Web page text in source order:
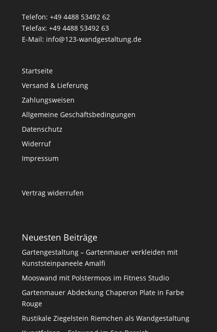
Telefon: +49 4488 53492 62
Telefax: +49 4488 53492 63
E-Mail: info@123-wandgestaltung.de
Startseite
Versand & Lieferung
Zahlungsweisen
Allgemeine Geschäftsbedingungen
Datenschutz
Widerruf
Impressum
Vertrag widerrufen
Neuesten Beiträge
Gartengestaltung – Gartenmauer verkleiden mit
Kunststeinpaneele Amalfi
Mooswand mit Polstermoos im Fitness Studio
Gartenmauer Abdeckung Chaperon Plate in Farbe
Rouge
Rustikale Ziegelstein Riemchen als Wandgestaltung